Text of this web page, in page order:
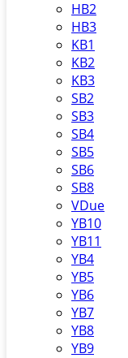
HB2
HB3
KB1
KB2
KB3
SB2
SB3
SB4
SB5
SB6
SB8
VDue
YB10
YB11
YB4
YB5
YB6
YB7
YB8
YB9